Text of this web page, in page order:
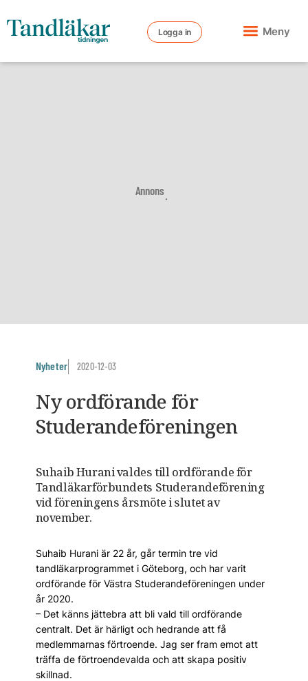
Logga in Meny
Annons
Nyheter 2020-12-03
Ny ordförande för
Studerandeföreningen
Suhaib Hurani valdes till ordförande för
Tandläkarförbundets Studerandeförening
vid föreningens årsmöte i slutet av
november.
Suhaib Hurani är 22 år, går termin tre vid
tandläkarprogrammet i Göteborg, och har varit
ordförande för Västra Studerandeföreningen under
år 2020.
– Det känns jättebra att bli vald till ordförande
centralt. Det är härligt och hedrande att få
medlemmarnas förtroende. Jag ser fram emot att
träffa de förtroendevalda och att skapa positiv
skillnad.